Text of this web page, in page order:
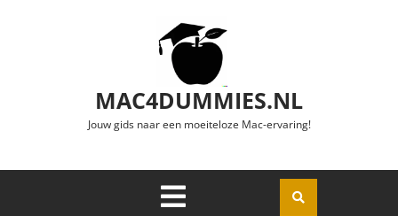
MAC4DUMMIES.NL
Jouw gids naar een moeiteloze Mac-ervaring!
Openen